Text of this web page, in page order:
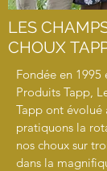
LES
CHOUX
Fondée en 1995
Produits Tapp,
Tapp ont évolué
pratiquons la
nos choux sur
dans la